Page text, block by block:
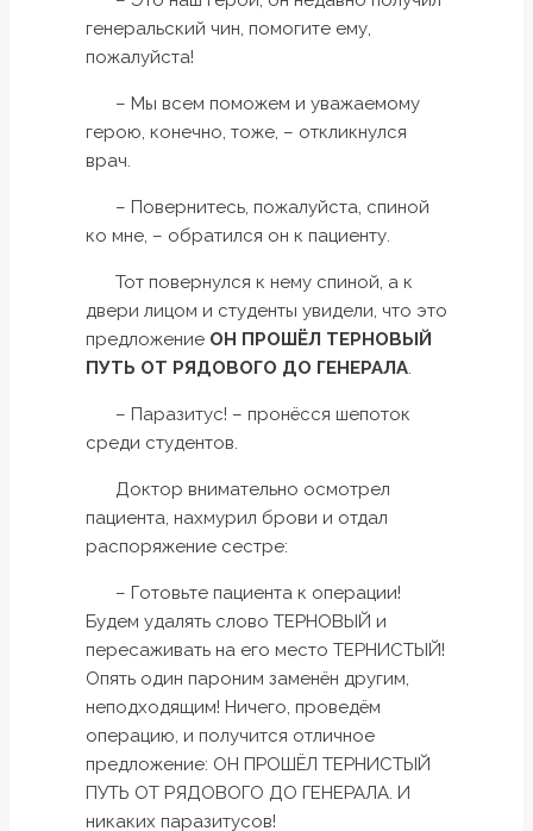
генеральский чин, помогите ему,
пожалуйста!
– Мы всем поможем и уважаемому
герою, конечно, тоже, – откликнулся
врач.
– Повернитесь, пожалуйста, спиной
ко мне, – обратился он к пациенту.
Тот повернулся к нему спиной, а к
двери лицом и студенты увидели, что это
предложение ОН ПРОШЁЛ ТЕРНОВЫЙ
ПУТЬ ОТ РЯДОВОГО ДО ГЕНЕРАЛА.
– Паразитус! – пронёсся шепоток
среди студентов.
Доктор внимательно осмотрел
пациента, нахмурил брови и отдал
распоряжение сестре:
– Готовьте пациента к операции!
Будем удалять слово ТЕРНОВЫЙ и
пересаживать на его место ТЕРНИСТЫЙ!
Опять один пароним заменён другим,
неподходящим! Ничего, проведём
операцию, и получится отличное
предложение: ОН ПРОШЁЛ ТЕРНИСТЫЙ
ПУТЬ ОТ РЯДОВОГО ДО ГЕНЕРАЛА. И
никаких паразитусов!